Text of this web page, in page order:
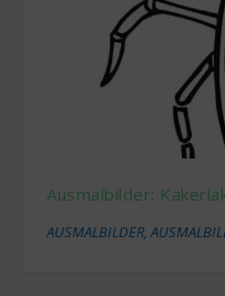
Ausmalbilder:
AUSMALBILDER,